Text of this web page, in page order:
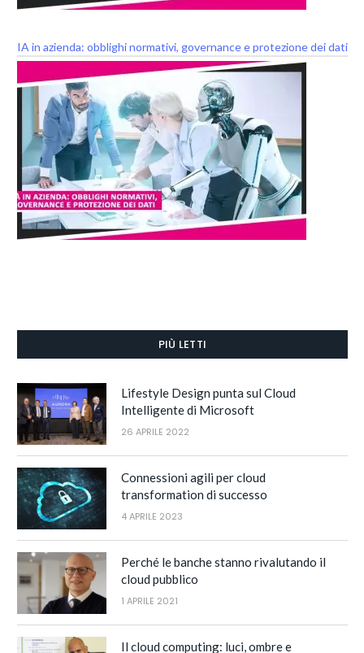
IA in azienda: obblighi normativi, governance e protezione dei dati
PIÙ LETTI
Lifestyle Design punta sul Cloud
Intelligente di Microsoft
26 APRILE 2022
Connessioni agili per cloud
transformation di successo
4 APRILE 2023
Perché le banche stanno rivalutando il
cloud pubblico
1 APRILE 2021
Il cloud computing: luci, ombre e